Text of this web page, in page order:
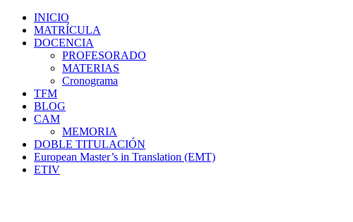
INICIO
MATRÍCULA
DOCENCIA
PROFESORADO
MATERIAS
Cronograma
TFM
BLOG
CAM
MEMORIA
DOBLE TITULACIÓN
European Master’s in Translation (EMT)
ETIV